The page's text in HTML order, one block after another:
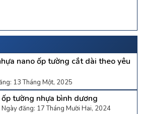
nano ốp tường cắt dài theo yêu
13 Tháng Một, 2025
ốp tường nhựa bình dương
Ngày đăng: 17 Tháng Mười Hai, 2024